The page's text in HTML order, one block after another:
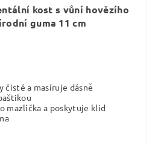
kost s vůní hovězího
guma 11 cm
čisté a masíruje dásně
mazlíčka a poskytuje klid